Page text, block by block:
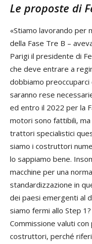
Le proposte di
«Stiamo lavorando per
della Fase Tre B –
Parigi il presidente di
che deve entrare a
dobbiamo
saranno rese
ed entro il 2022 per la
motori sono fattibili,
trattori specialistici
siamo i costruttori
lo sappiamo bene.
macchine per una
standardizzazione in
dei paesi emergenti al
siamo fermi allo Step
Commissione valuti
costruttori, perché